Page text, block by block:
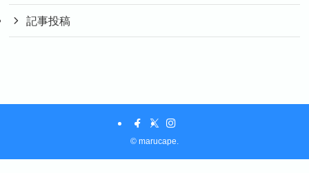
記事投稿
© marucape.